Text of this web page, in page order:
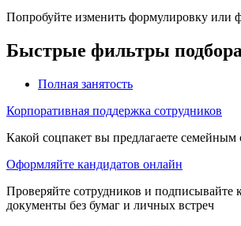
Попробуйте изменить формулировку или
Быстрые фильтры
Полная занятость
Корпоративная поддержка сотрудников
Какой соцпакет вы предлагаете семейным
Оформляйте кандидатов онлайн
Проверяйте сотрудников и подписывайте
документы без бумаг и личных встреч